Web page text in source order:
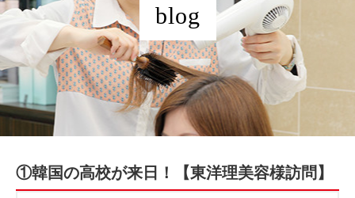
blog
①韓国の高校が来日！【東洋理美容様訪問】